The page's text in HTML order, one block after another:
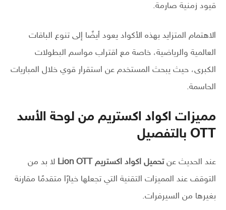
قيود زمنية صارمة.
الاهتمام المتزايد بهذه الأكواد يعود أيضًا إلى تنوع الباقات
العالمية والرياضية، خاصة مع اقتراب مواسم البطولات
الكبرى، حيث يبحث المستخدم عن استقرار قوي خلال المباريات
الحاسمة.
مميزات اكواد اكستريم من لوحة الأسد
OTT بالتفصيل
عند الحديث عنتحميل اكواد اكستريم Lion OTT
لا بد من
التوقف عند المميزات التقنية التي تجعلها خيارًا متقدمًا مقارنة
بغيرها من السيرفرات.